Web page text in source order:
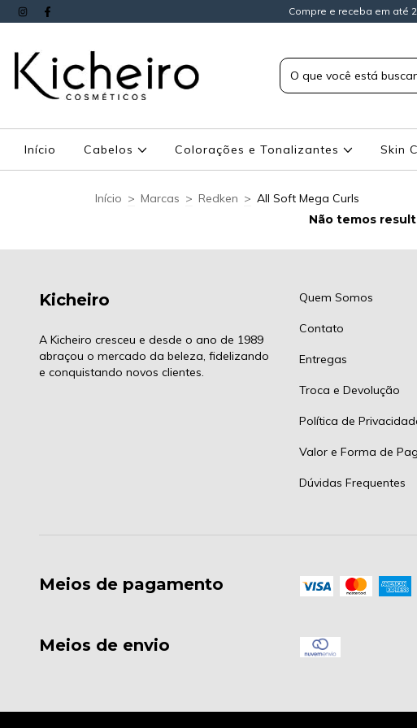
Compre e receba em até
Início Cabelos Colorações e Tonalizantes Skin
Início > Marcas > Redken > All Soft Mega Curls
Não temos
Kicheiro
A Kicheiro cresceu e desde o ano de 1989
abraçou o mercado da beleza, fidelizando
e conquistando novos clientes.
Quem Somos
Contato
Entregas
Troca e Devolução
Política de
Valor e Forma de
Dúvidas Frequentes
Meios de pagamento
Meios de envio